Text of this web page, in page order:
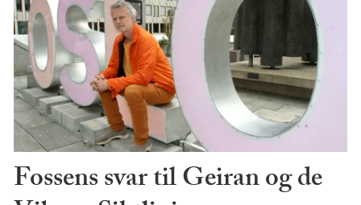
Fossens svar til Geiran og de